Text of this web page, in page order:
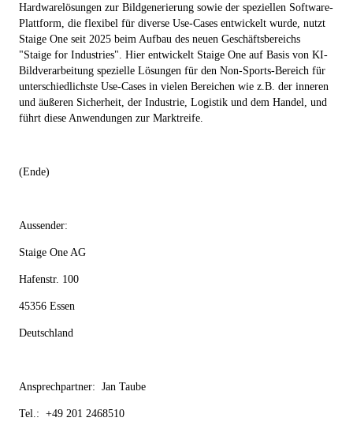
Hardwarelösungen zur Bildgenerierung sowie der speziellen Software-
Plattform, die flexibel für diverse Use-Cases entwickelt wurde, nutzt
Staige One seit 2025 beim Aufbau des neuen Geschäftsbereichs
"Staige for Industries". Hier entwickelt Staige One auf Basis von KI-
Bildverarbeitung spezielle Lösungen für den Non-Sports-Bereich für
unterschiedlichste Use-Cases in vielen Bereichen wie z.B. der inneren
und äußeren Sicherheit, der Industrie, Logistik und dem Handel, und
führt diese Anwendungen zur Marktreife.
(Ende)
Aussender:
Staige One AG
Hafenstr. 100
45356 Essen
Deutschland
Ansprechpartner: Jan Taube
Tel.: +49 201 2468510